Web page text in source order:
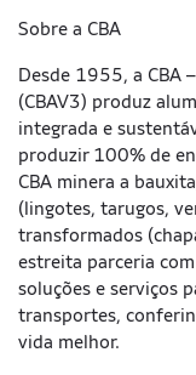
Sobre a CBA
Desde 1955, a CBA
(CBAV3) produz
integrada e
produzir 100% de
CBA minera a
(lingotes, tarugos,
transformados
estreita parceria
soluções e serviços
transportes,
vida melhor.